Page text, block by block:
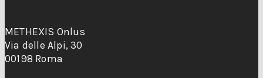
METHEXIS Onlus
Via delle Alpi, 30
00198 Roma